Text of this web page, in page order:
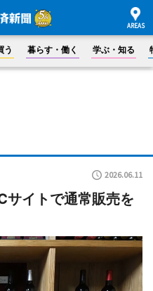
う 暮らす・働く 学ぶ・知る
2026.06.11
サイトで通常販売を